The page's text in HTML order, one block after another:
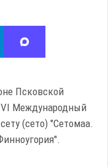
Псковской
VI Международный
(сето) "Сетомаа.